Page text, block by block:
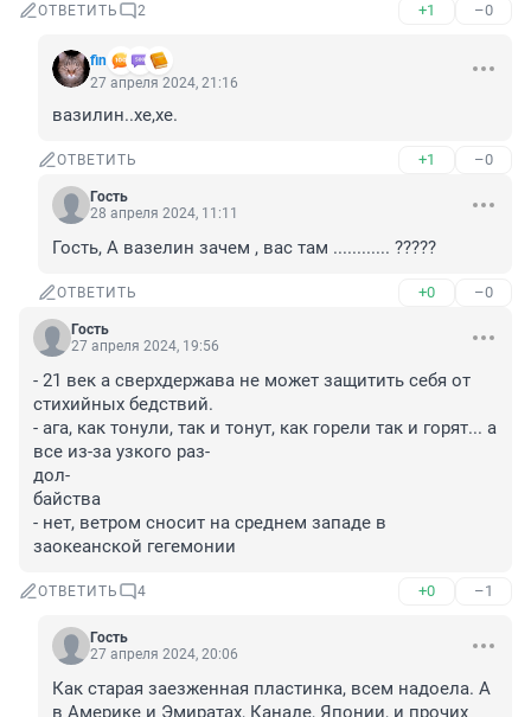
ОТВЕТИТЬ 2 +1 –0
fin
27 апреля 2024, 21:16
вазилин..хе,хе.
ОТВЕТИТЬ +1 –0
Гость
28 апреля 2024, 11:11
Гость, А вазелин зачем , вас там ............ ?????
ОТВЕТИТЬ +0 –0
Гость
27 апреля 2024, 19:56
- 21 век а сверхдержава не может защитить себя от
стихийных бедствий.
- ага, как тонули, так и тонут, как горели так и горят... а
все из-за узкого раз-
дол-
байства
- нет, ветром сносит на среднем западе в
заокеанской гегемонии
ОТВЕТИТЬ 4 +0 –1
Гость
27 апреля 2024, 20:06
Как старая заезженная пластинка, всем надоела. А
в Америке и Эмиратах, Канаде, Японии, и прочих